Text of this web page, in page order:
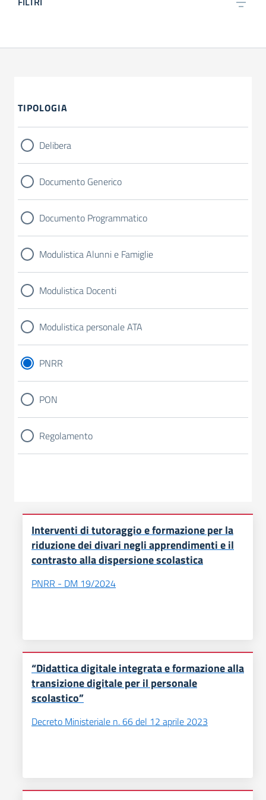
TIPOLOGIA
Delibera
Documento Generico
Documento Programmatico
Modulistica Alunni e Famiglie
Modulistica Docenti
Modulistica personale ATA
PNRR
PON
Regolamento
Interventi di tutoraggio e formazione per la
riduzione dei divari negli apprendimenti e il
contrasto alla dispersione scolastica
PNRR - DM 19/2024
“Didattica digitale integrata e formazione alla
transizione digitale per il personale
scolastico”
Decreto Ministeriale n. 66 del 12 aprile 2023